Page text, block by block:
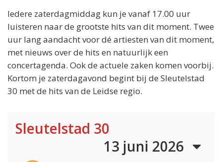
Iedere zaterdagmiddag kun je vanaf 17.00 uur
luisteren naar de grootste hits van dit moment. Twee
uur lang aandacht voor dé artiesten van dit moment,
met nieuws over de hits en natuurlijk een
concertagenda. Ook de actuele zaken komen voorbij.
Kortom je zaterdagavond begint bij de Sleutelstad
30 met de hits van de Leidse regio.
Sleutelstad 30
13 juni 2026